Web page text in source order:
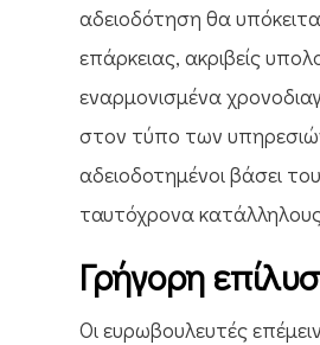
αδειοδότηση θα
επάρκειας, ακριβείς
εναρμονισμένα
στον τύπο των
αδειοδοτημένοι βάσει
ταυτόχρονα
Γρήγορη
Οι ευρωβουλευτές